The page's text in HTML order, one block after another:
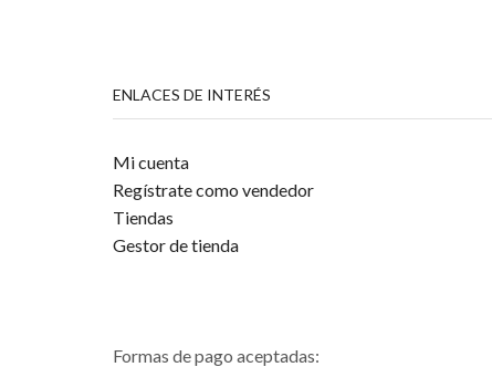
ENLACES DE INTERÉS
Mi cuenta
Regístrate como vendedor
Tiendas
Gestor de tienda
Formas de pago aceptadas: